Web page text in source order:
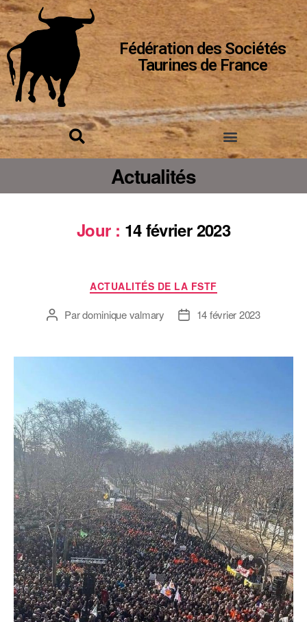
Fédération des Sociétés
Taurines de France
Actualités
Jour : 14 février 2023
ACTUALITÉS DE LA FSTF
Pardominique valmary 14 février 2023